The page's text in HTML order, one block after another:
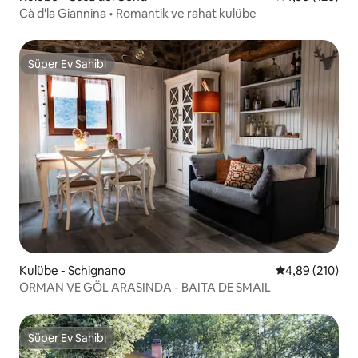
Cà d'la Giannina • Romantik ve rahat kulübe
Süper Ev Sahibi
Süper Ev Sahibi
Kulübe - Schignano 5 üzerinden
4,89 (210)
ORMAN VE GÖL ARASINDA - BAITA DE SMAIL
Süper Ev Sahibi
Süper Ev Sahibi